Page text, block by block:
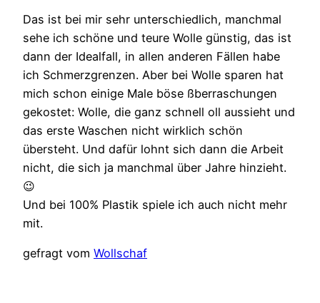
Das ist bei mir sehr unterschiedlich, manchmal
sehe ich schöne und teure Wolle günstig, das ist
dann der Idealfall, in allen anderen Fällen habe
ich Schmerzgrenzen. Aber bei Wolle sparen hat
mich schon einige Male böse ßberraschungen
gekostet: Wolle, die ganz schnell oll aussieht und
das erste Waschen nicht wirklich schön
übersteht. Und dafür lohnt sich dann die Arbeit
nicht, die sich ja manchmal über Jahre hinzieht.
😉
Und bei 100% Plastik spiele ich auch nicht mehr
mit.
gefragt vom Wollschaf